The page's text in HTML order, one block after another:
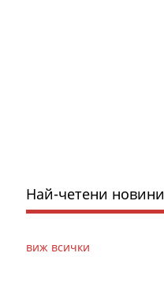
Най-четени новини
виж всички